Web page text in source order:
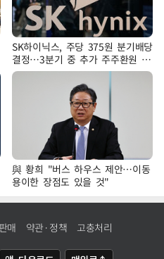
SK하이닉스, 주당 375원 분기배당
결정…3분기 중 추가 주주환원 발
표
與 황희 "버스 하우스 제안…이동
용이한 장점도 있을 것"
매 약관·정책 고충처리